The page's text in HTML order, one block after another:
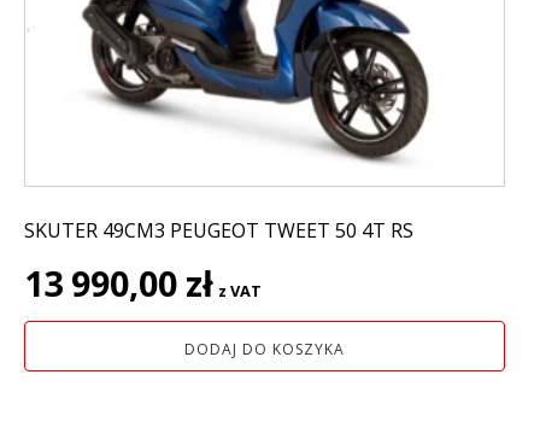
SKUTER 49CM3 PEUGEOT TWEET 50 4T RS
13 990,00 zł z VAT
DODAJ DO KOSZYKA